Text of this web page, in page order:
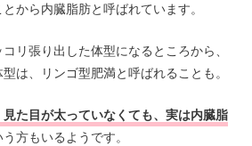
から内臓脂肪と呼ばれています。
リ張り出した体型になるところから、
は、リンゴ型肥満と呼ばれることも。
た目が太っていなくても、実は内臓脂
う方もいるようです。